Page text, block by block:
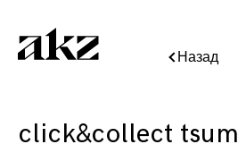
Назад
click&collect tsum